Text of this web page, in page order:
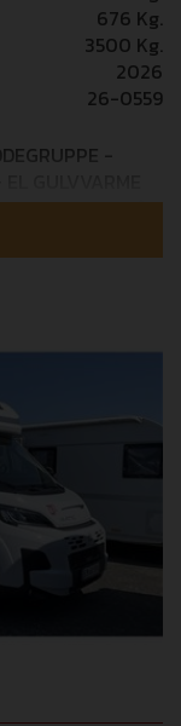
676 Kg.
3500 Kg.
2026
26-0559
-
(i alt 5 års
Denne
FIAT 16”
i
disse ekstra
8-trins
PLEIN AIR
gasudtag +
COMBI 6E